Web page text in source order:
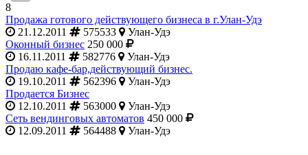
8
Продажа готового действующего бизнеса в г.Улан-Удэ
21.12.2011
575533
Улан-Удэ
Оконный бизнес 250 000
16.11.2011
582776
Улан-Удэ
Продаю кафе-бар,действующий бизнес.
19.10.2011
562396
Улан-Удэ
Продается Бизнес
12.10.2011
563000
Улан-Удэ
Сеть вендинговых автоматов 450 000
12.09.2011
564488 Улан-Удэ